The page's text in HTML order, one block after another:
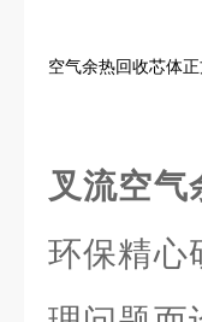
空气余热回收芯体
叉流空气
环保精心